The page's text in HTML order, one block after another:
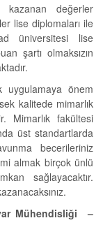
kazanan değerler
lise diplomaları ile
üniversitesi lise
şartı olmaksızın
uygulamaya önem
kalitede mimarlık
Mimarlık fakültesi
üst standartlarda
becerileriniz
almak birçok ünlü
sağlayacaktır.
Mühendisliği –